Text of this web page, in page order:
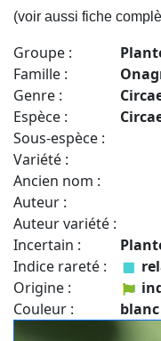
(voir aussi fiche
Groupe :
Famille :
Genre :
Espèce :
Sous-espèce :
Variété :
Ancien nom :
Auteur :
Auteur variété :
Incertain :
Indice rareté :
Origine :
Couleur :
blanc